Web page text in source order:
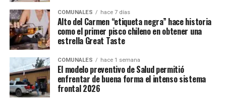
COMUNALES hace 7 días
Alto del Carmen “etiqueta negra” hace historia
como el primer pisco chileno en obtener una
estrella Great Taste
COMUNALES hace 1 semana
El modelo preventivo de Salud permitió
enfrentar de buena forma el intenso sistema
frontal 2026